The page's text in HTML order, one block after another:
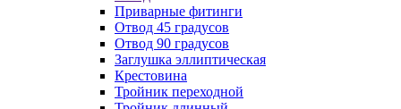
Приварные фитинги
Отвод 45 градусов
Отвод 90 градусов
Заглушка эллиптическая
Крестовина
Тройник переходной